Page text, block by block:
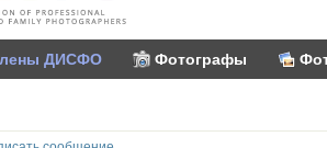
ДИСФО Фотографы